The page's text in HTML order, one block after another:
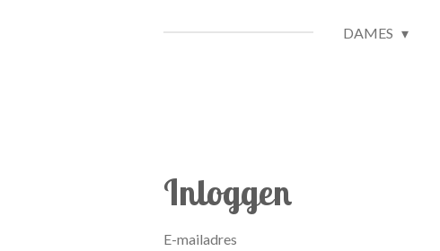
DAMES
Inloggen
E-mailadres